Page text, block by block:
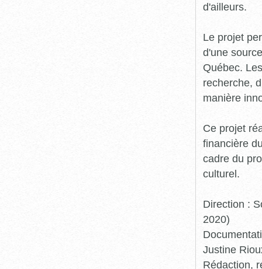
d'ailleurs.
Le projet
d'une
Québec.
recherche,
manière
Ce projet
financière
cadre du
culturel.
Direction :
2020)
Justine
Rédaction,